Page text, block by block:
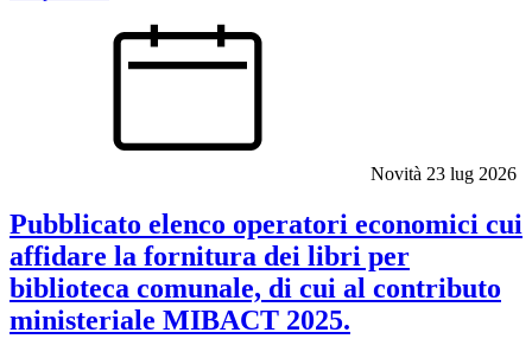
Novità 23 lug 2026
Pubblicato elenco operatori economici cui
affidare la fornitura dei libri per
biblioteca comunale, di cui al contributo
ministeriale MIBACT 2025.